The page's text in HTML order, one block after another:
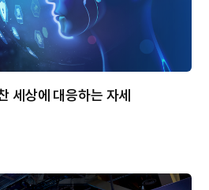
세상에 대응하는 자세